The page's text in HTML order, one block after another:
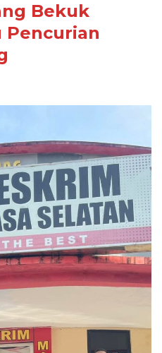
Bekuk
Pencurian